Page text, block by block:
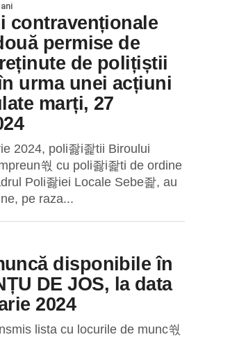
contravenționale
permise de
de polițiștii
urma unei acțiuni
marți, 27
2024, poli좛i좙tii Biroului
쒃 cu poli좛i좙ti de ordine
Poli좛iei Locale Sebe좙, au
pe raza...
disponibile în
DE JOS, la data
2024
lista cu locurile de munc쒃